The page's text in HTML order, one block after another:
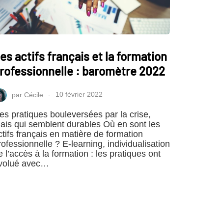
actifs français et la formation
: baromètre 2022
par Cécile 10 février 2022
pratiques bouleversées par la crise,
qui semblent durables Où en sont les
français en matière de formation
? E-learning, individualisation
l’accès à la formation : les pratiques ont
avec…